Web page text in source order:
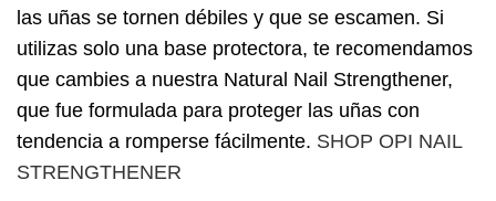
las uñas se tornen débiles y que se escamen. Si
utilizas solo una base protectora, te recomendamos
que cambies a nuestra Natural Nail Strengthener,
que fue formulada para proteger las uñas con
tendencia a romperse fácilmente. SHOP OPI NAIL
STRENGTHENER